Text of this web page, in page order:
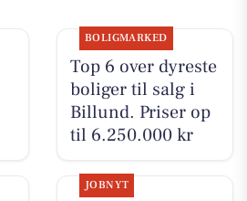
BOLIGMARKED
Top 6 over dyreste
boliger til salg i
Billund. Priser op
til 6.250.000 kr
JOBNYT